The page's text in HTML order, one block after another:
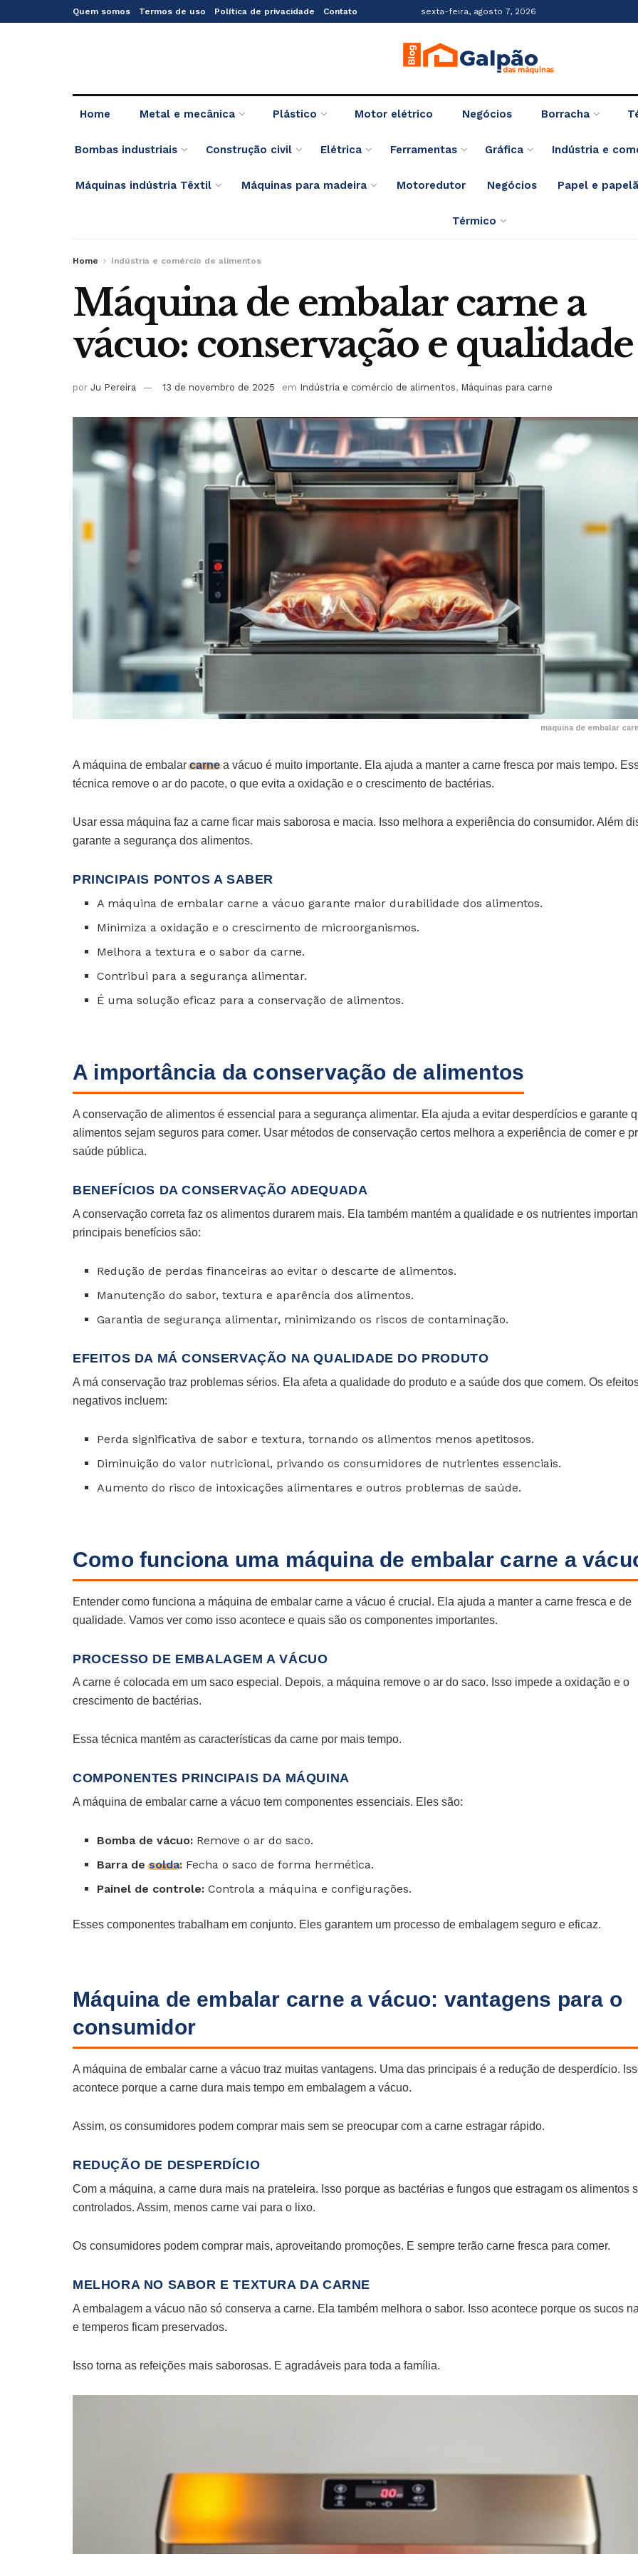
Quem somos Termos de uso Política de privacidade Contato sexta-feira, agosto 7, 2026
Home Metal e mecânica Plástico Motor elétrico Negócios Borracha
Bombas industriais Construção civil Elétrica Ferramentas Gráfica Indústria e
Máquinas indústria Têxtil Máquinas para madeira Motoredutor Negócios Papel e
Térmico
Home Indústria e comércio de alimentos
Máquina de embalar carne a
vácuo: conservação e qualidade
por Ju Pereira 13 de novembro de 2025 em Indústria e comércio de alimentos, Máquinas para carne
maquina de embalar
A máquina de embalarcarnea vácuo é muito importante. Ela ajuda a manter a carne fresca por mais tempo.
técnica remove o ar do pacote, o que evita a oxidação e o crescimento de bactérias.
Usar essa máquina faz a carne ficar mais saborosa e macia. Isso melhora a experiência do consumidor. Além
garante a segurança dos alimentos.
PRINCIPAIS PONTOS A SABER
A máquina de embalar carne a vácuo garante maior durabilidade dos alimentos.
Minimiza a oxidação e o crescimento de microorganismos.
Melhora a textura e o sabor da carne.
Contribui para a segurança alimentar.
É uma solução eficaz para a conservação de alimentos.
A importância da conservação de alimentos
A conservação de alimentos é essencial para a segurança alimentar. Ela ajuda a evitar desperdícios e garante
alimentos sejam seguros para comer. Usar métodos de conservação certos melhora a experiência de comer e
saúde pública.
BENEFÍCIOS DA CONSERVAÇÃO ADEQUADA
A conservação correta faz os alimentos durarem mais. Ela também mantém a qualidade e os nutrientes
principais benefícios são:
Redução de perdas financeiras ao evitar o descarte de alimentos.
Manutenção do sabor, textura e aparência dos alimentos.
Garantia de segurança alimentar, minimizando os riscos de contaminação.
EFEITOS DA MÁ CONSERVAÇÃO NA QUALIDADE DO PRODUTO
A má conservação traz problemas sérios. Ela afeta a qualidade do produto e a saúde dos que comem. Os
negativos incluem:
Perda significativa de sabor e textura, tornando os alimentos menos apetitosos.
Diminuição do valor nutricional, privando os consumidores de nutrientes essenciais.
Aumento do risco de intoxicações alimentares e outros problemas de saúde.
Como funciona uma máquina de embalar carne a
Entender como funciona a máquina de embalar carne a vácuo é crucial. Ela ajuda a manter a carne fresca e de
qualidade. Vamos ver como isso acontece e quais são os componentes importantes.
PROCESSO DE EMBALAGEM A VÁCUO
A carne é colocada em um saco especial. Depois, a máquina remove o ar do saco. Isso impede a oxidação e o
crescimento de bactérias.
Essa técnica mantém as características da carne por mais tempo.
COMPONENTES PRINCIPAIS DA MÁQUINA
A máquina de embalar carne a vácuo tem componentes essenciais. Eles são:
Bomba de vácuo: Remove o ar do saco.
Barra desolda: Fecha o saco de forma hermética.
Painel de controle: Controla a máquina e configurações.
Esses componentes trabalham em conjunto. Eles garantem um processo de embalagem seguro e eficaz.
Máquina de embalar carne a vácuo: vantagens para o
consumidor
A máquina de embalar carne a vácuo traz muitas vantagens. Uma das principais é a redução de desperdício.
acontece porque a carne dura mais tempo em embalagem a vácuo.
Assim, os consumidores podem comprar mais sem se preocupar com a carne estragar rápido.
REDUÇÃO DE DESPERDÍCIO
Com a máquina, a carne dura mais na prateleira. Isso porque as bactérias e fungos que estragam os alimentos
controlados. Assim, menos carne vai para o lixo.
Os consumidores podem comprar mais, aproveitando promoções. E sempre terão carne fresca para comer.
MELHORA NO SABOR E TEXTURA DA CARNE
A embalagem a vácuo não só conserva a carne. Ela também melhora o sabor. Isso acontece porque os sucos
e temperos ficam preservados.
Isso torna as refeições mais saborosas. E agradáveis para toda a família.